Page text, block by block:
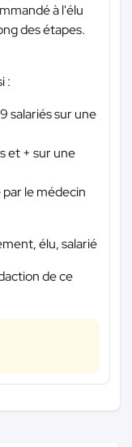
à l'élu
des étapes.
:
salariés sur une
et + sur une
le médecin
élu, salarié
de ce